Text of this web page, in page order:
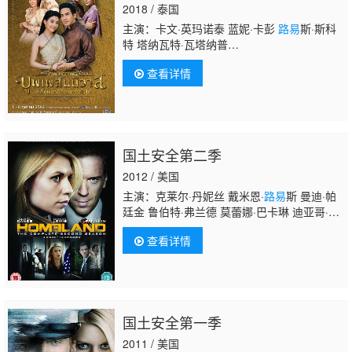
2018 / 泰国
主演：卡文·英玛诺泰 蓝妮·卡彭 路易斯·斯科
特 塔纳瓦特·瓦塔纳普
迪 Prapadon·Suwannabang 素斯拉 威萨瓦维
缇·旺瓦洛普 坎娜楠·翁卡琼莱 萨鲁特·维吉特
拉南达 素撒·猜唷罗 威思露·和蓝 查特彻·农加
查看详情
国土安全第二季
2012 / 美国
主演：克莱尔·丹妮丝 戴米恩·路易斯 曼迪·帕
廷金 鲁伯特·弗兰德 莫蕾娜·巴卡琳 迪亚哥·克
莱特霍夫 大卫·哈雷伍德 提莫西·查拉梅
查看详情
国土安全第一季
2011 / 美国